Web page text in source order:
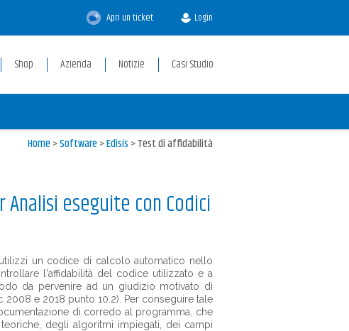
Apri un ticket Login
Shop Azienda Notizie Casi Studio
Home>Software>Edisis >Test di affidabilità
eseguite con Codici
un codice di calcolo automatico nello
l'affidabilità del codice utilizzato e a
da pervenire ad un giudizio motivato di
2008 e 2018 punto 10.2). Per conseguire tale
di corredo al programma, che
degli algoritmi impiegati, dei campi